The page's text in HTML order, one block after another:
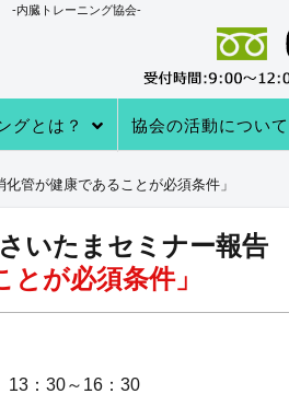
-内臓トレーニング協会-
グとは？ 協会の活動について
化管が健康であることが必須条件」
いたまセミナー報告
が必須条件」
：30～16：30